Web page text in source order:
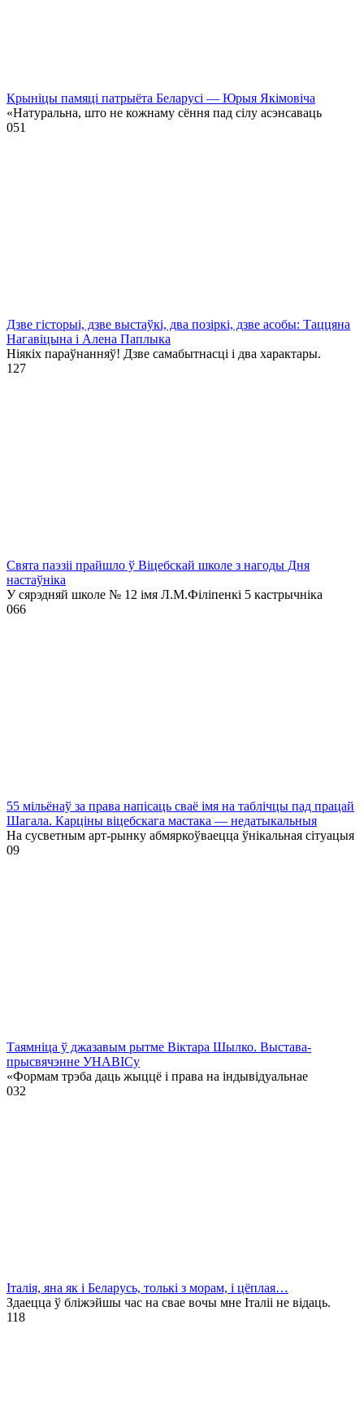
Крыніцы памяці патрыёта Беларусі — Юрыя Якімовіча
«Натуральна, што не кожнаму сёння пад сілу асэнсаваць
051
Дзве гісторыі, дзве выстаўкі, два позіркі, дзве асобы: Таццяна
Нагавіцына і Алена Паплыка
Ніякіх параўнанняў! Дзве самабытнасці і два характары.
1 27
Свята паэзіі прайшло ў Віцебскай школе з нагоды Дня
настаўніка
У сярэдняй школе № 12 імя Л.М.Філіпенкі 5 кастрычніка
066
55 мільёнаў за права напісаць сваё імя на таблічцы пад працай
Шагала. Карціны віцебскага мастака — недатыкальныя
На сусветным арт-рынку абмяркоўваецца ўнікальная сітуацыя
09
Таямніца ў джазавым рытме Віктара Шылко. Выстава-
прысвячэнне УНАВІСу
«Формам трэба даць жыццё і права на індывідуальнае
032
Італія, яна як і Беларусь, толькі з морам, і цёплая…
Здаецца ў бліжэйшы час на свае вочы мне Італіі не відаць.
118